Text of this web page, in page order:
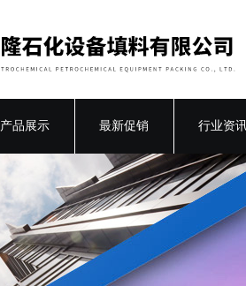
产品展示 最新促销 行业资